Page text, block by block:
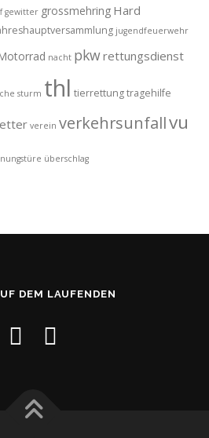
gewitter grossmehring Hard
jugendfeuerwehr
nacht pkwrettungsdienst
sturm thl tierrettungtragehilfe
verein verkehrsunfallvu
überschlag
DEM LAUFENDEN